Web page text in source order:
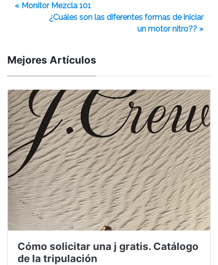
« Monitor Mezcla 101
¿Cuáles son las diferentes formas de iniciar
un motor nitro?? »
Mejores Artículos
Cómo solicitar una j gratis. Catálogo
de la tripulación